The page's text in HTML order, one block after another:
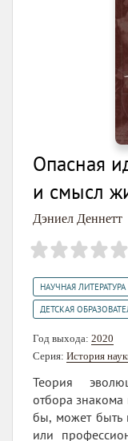
Опасная
и смысл
Дэниел Деннетт
НАУЧНАЯ ЛИТЕРАТУРА
ДЕТСКАЯ
Год выхода: 2020
Серия: История
Теория
отбора знакома
бы, может быть
или